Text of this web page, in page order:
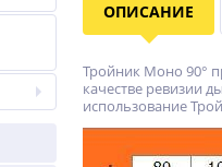
ОПИСАНИЕ
Тройник Моно 90°
качестве ревизии
использование